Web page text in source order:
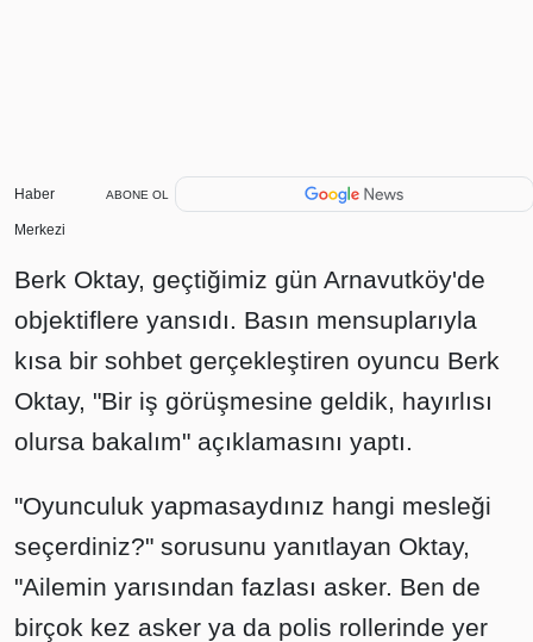
Haber
Merkezi
ABONE OL
Berk Oktay, geçtiğimiz gün Arnavutköy'de
objektiflere yansıdı. Basın mensuplarıyla
kısa bir sohbet gerçekleştiren oyuncu Berk
Oktay, "Bir iş görüşmesine geldik, hayırlısı
olursa bakalım" açıklamasını yaptı.
"Oyunculuk yapmasaydınız hangi mesleği
seçerdiniz?" sorusunu yanıtlayan Oktay,
"Ailemin yarısından fazlası asker. Ben de
birçok kez asker ya da polis rollerinde yer